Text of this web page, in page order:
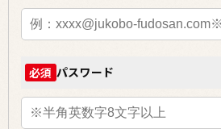
必須 パスワード